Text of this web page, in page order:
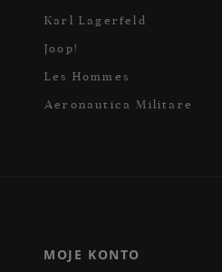
Karl Lagerfeld
Joop!
Les Hommes
Aeronautica Militare
MOJE KONTO